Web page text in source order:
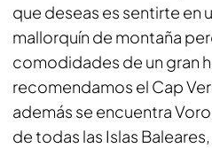
que deseas es sentirte en
mallorquín de montaña
comodidades de un gran
recomendamos el Cap
además se encuentra
de todas las Islas